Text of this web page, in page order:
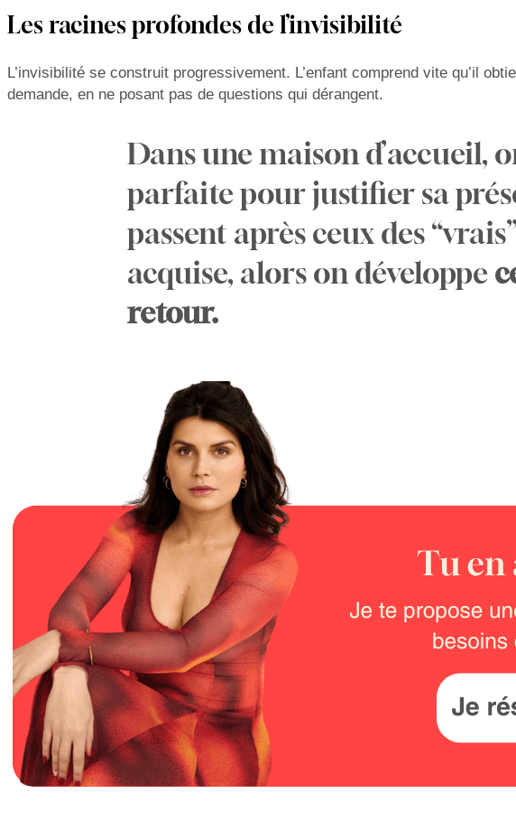
Les racines profondes de l’invisibilité
L’invisibilité se construit progressivement. L’enfant comprend vite qu’il
demande, en ne posant pas de questions qui dérangent.
Dans une maison d’accueil,
parfaite pour justifier sa
passent après ceux des
acquise, alors on développe
retour.